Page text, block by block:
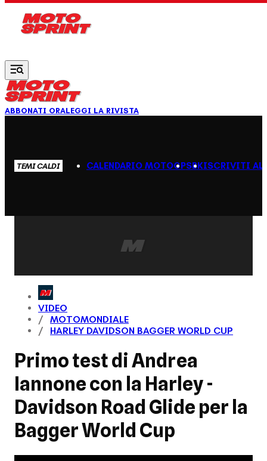
ABBONATI ORALEGGI LA RIVISTA
TEMI CALDI CALENDARIO MOTOGPSBKISCRIVITI AL
VIDEO
MOTOMONDIALE
HARLEY DAVIDSON BAGGER WORLD CUP
Primo test di Andrea
Iannone con la Harley -
Davidson Road Glide per la
Bagger World Cup